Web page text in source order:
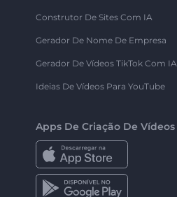
Construtor De Sites Com IA
Gerador De Nome De Empresa
Gerador De Vídeos TikTok Com IA
Ideias De Vídeos Para YouTube
Apps De Criação De Vídeos